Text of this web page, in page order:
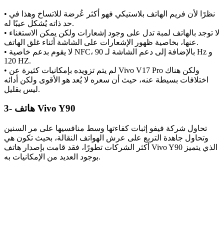
• نظرًا لأن فريم الهاتف بلاستيكي فهو أكثر عُرضة للاتساخ وهذا في
حد ذاته يُشكل عيبًا له.
• لا توجد بالهاتف لمبة تدل على وجود إشعارات ولكن يمكن الاستغناء
عنها، بخاصية ظهور الإشعارات على الشاشة أثناء غلق الهاتف.
• لا يقوم بدعم خاصية NFC، بالإضافة إلى دعم الشاشة لـ 90 Hz و
120 HZ.
• لم يتم تزويده بإمكانيات كثيرة عن Vivo V17 Pro ولكن هناك
اختلافات بسيطة عنه، حيث أن سعره لا يُعد هو الأقوى ولكن أدائه
ليس بقليل.
3- هاتف Vivo Y90
تحاول شركة فيفو إثبات كفاءتها وسط منافسيها على مر السنين
وتحاول جاهدة التربع على عرش الهواتف النقالة، بحيث تكون هي
أكثر الشركات تطورًا، فقد قامت بإصدار هاتف Vivo Y90 الذي يتميز
بوجود العديد من الإمكانيات به.